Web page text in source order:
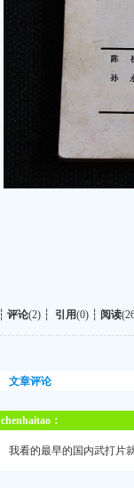
┆ 评论(2) ┆ 引用(0) ┆ 阅读
文章评论
chenhaitao：
我看的最早的国内武打片